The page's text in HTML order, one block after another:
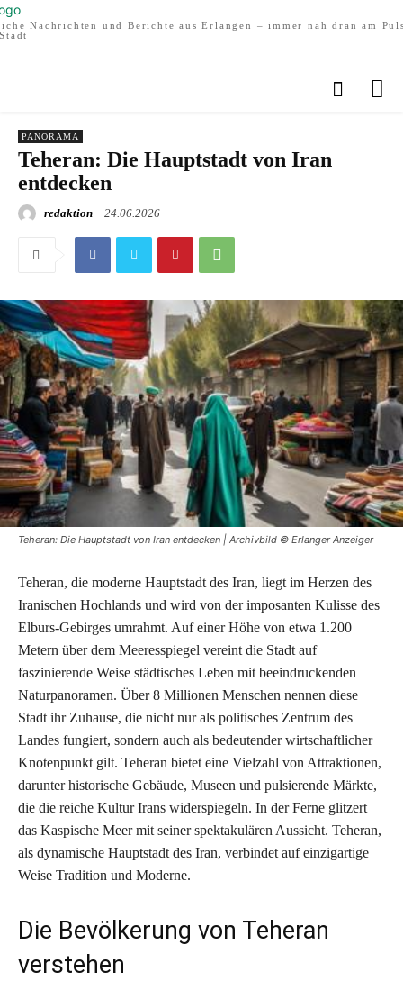
Nachrichten und Berichte aus Erlangen – immer nah dran am
PANORAMA
Teheran: Die Hauptstadt von Iran
entdecken
redaktion 24.06.2026
Teheran: Die Hauptstadt von Iran entdecken | Archivbild © Erlanger Anzeiger
Teheran, die moderne Hauptstadt des Iran, liegt im Herzen des
Iranischen Hochlands und wird von der imposanten Kulisse des
Elburs-Gebirges umrahmt. Auf einer Höhe von etwa 1.200
Metern über dem Meeresspiegel vereint die Stadt auf
faszinierende Weise städtisches Leben mit beeindruckenden
Naturpanoramen. Über 8 Millionen Menschen nennen diese
Stadt ihr Zuhause, die nicht nur als politisches Zentrum des
Landes fungiert, sondern auch als bedeutender wirtschaftlicher
Knotenpunkt gilt. Teheran bietet eine Vielzahl von Attraktionen,
darunter historische Gebäude, Museen und pulsierende Märkte,
die die reiche Kultur Irans widerspiegeln. In der Ferne glitzert
das Kaspische Meer mit seiner spektakulären Aussicht. Teheran,
als dynamische Hauptstadt des Iran, verbindet auf einzigartige
Weise Tradition und Moderne.
Die Bevölkerung von Teheran
verstehen